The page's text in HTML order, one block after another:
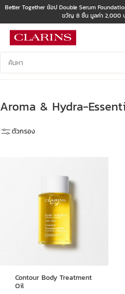
ไปที่ส่วนท้าย
Better Together ช้อป Double Serum
ขวัญ 8 ชิ้น มูลค่า 2,000
บันทึกข้อมูลค้นหา
Aroma & Hydra-
ตัวกรอง
Contour Body Treatment
Oil